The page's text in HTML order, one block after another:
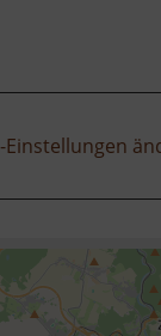
Einstellungen